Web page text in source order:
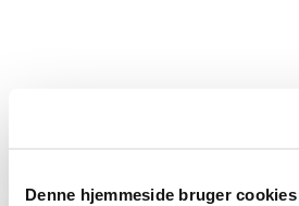
Denne hjemmeside bruger cookies